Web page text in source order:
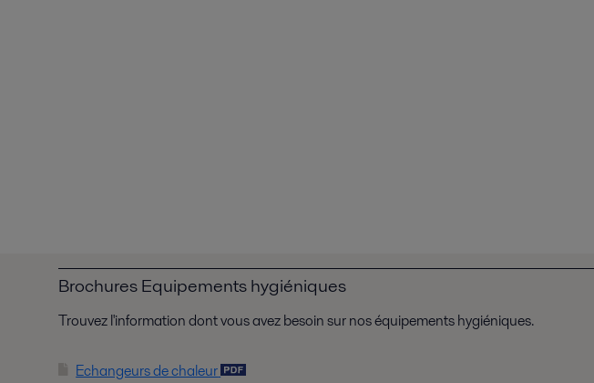
Brochures Equipements hygiéniques
Trouvez l'information dont vous avez besoin sur nos équipements hygiéniques.
Echangeurs de chaleur